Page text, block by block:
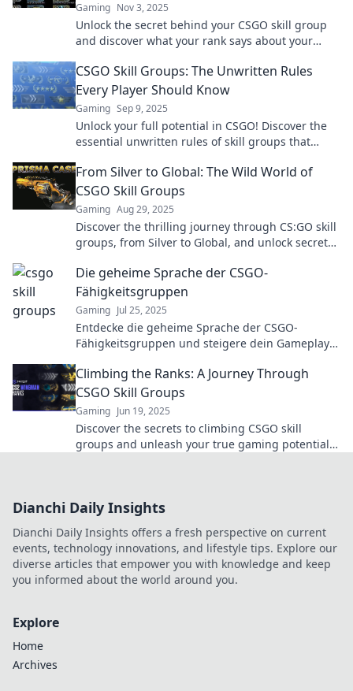
Gaming Nov 3, 2025
Unlock the secret behind your CSGO skill group
and discover what your rank says about your
CSGO Skill Groups: The Unwritten Rules
Every Player Should Know
Gaming Sep 9, 2025
Unlock your full potential in CSGO! Discover the
essential unwritten rules of skill groups that
From Silver to Global: The Wild World of
CSGO Skill Groups
Gaming Aug 29, 2025
Discover the thrilling journey through CS:GO skill
groups, from Silver to Global, and unlock secrets
Die geheime Sprache der CSGO-
Fähigkeitsgruppen
Gaming Jul 25, 2025
Entdecke die geheime Sprache der CSGO-
Fähigkeitsgruppen und steigere dein Gameplay!
Climbing the Ranks: A Journey Through
CSGO Skill Groups
Gaming Jun 19, 2025
Discover the secrets to climbing CSGO skill
groups and unleash your true gaming potential
Dianchi Daily Insights
Dianchi Daily Insights offers a fresh perspective on current
events, technology innovations, and lifestyle tips. Explore our
diverse articles that empower you with knowledge and keep
you informed about the world around you.
Explore
Home
Archives